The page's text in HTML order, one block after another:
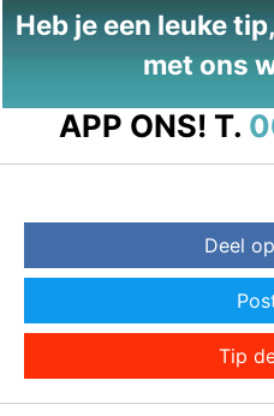
Heb je een leuke
met ons
APP ONS! T.
Deel
Tip